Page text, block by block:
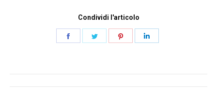
Condividi l'articolo
Post